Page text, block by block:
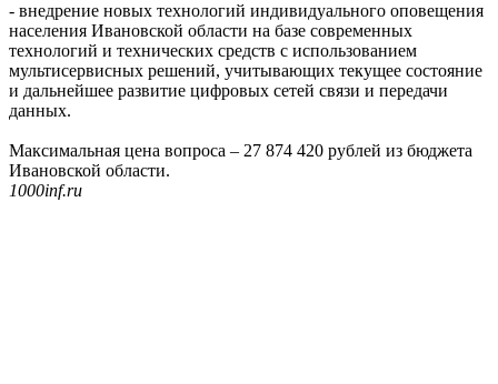
- внедрение новых технологий индивидуального оповещения
населения Ивановской области на базе современных
технологий и технических средств с использованием
мультисервисных решений, учитывающих текущее состояние
и дальнейшее развитие цифровых сетей связи и передачи
данных.
Максимальная цена вопроса – 27 874 420 рублей из бюджета
Ивановской области.
1000inf.ru